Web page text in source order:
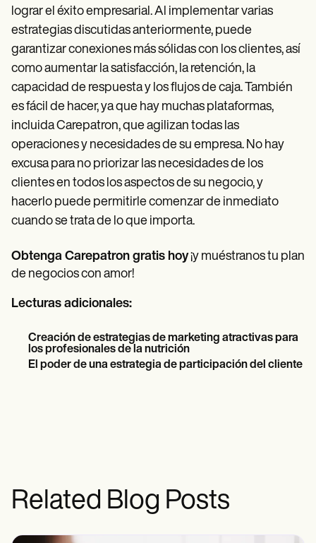
lograr el éxito empresarial. Al implementar varias
estrategias discutidas anteriormente, puede
garantizar conexiones más sólidas con los clientes, así
como aumentar la satisfacción, la retención, la
capacidad de respuesta y los flujos de caja. También
es fácil de hacer, ya que hay muchas plataformas,
incluida Carepatron, que agilizan todas las
operaciones y necesidades de su empresa. No hay
excusa para no priorizar las necesidades de los
clientes en todos los aspectos de su negocio, y
hacerlo puede permitirle comenzar de inmediato
cuando se trata de lo que importa.
Obtenga Carepatron gratis hoy¡y muéstranos tu plan
de negocios con amor!
Lecturas adicionales:
Creación de estrategias de marketing atractivas para
los profesionales de la nutrición
El poder de una estrategia de participación del cliente
Related Blog Posts